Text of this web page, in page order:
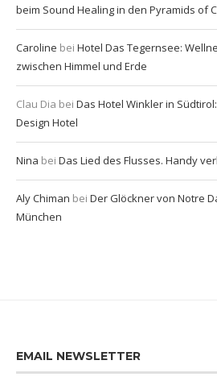
beim Sound Healing in den Pyramids of
Caroline bei Hotel Das Tegernsee:
zwischen Himmel und Erde
Clau Dia bei Das Hotel Winkler in
Design Hotel
Nina bei Das Lied des Flusses. Handy
Aly Chiman bei Der Glöckner von Notre
München
EMAIL NEWSLETTER